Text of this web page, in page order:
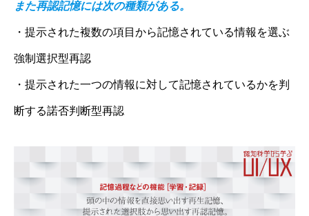
また再認記憶には次の種類がある。
・提示された複数の項目から記憶されている情報を選ぶ
強制選択型再認
・提示された一つの情報に対して記憶されているかを判
断する諾否判断型再認